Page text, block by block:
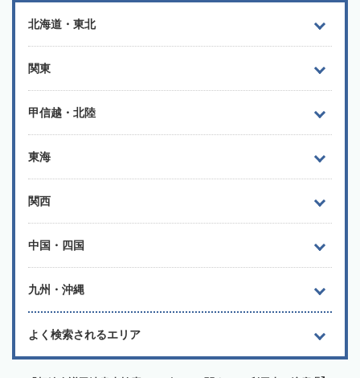
北海道・東北
関東
甲信越・北陸
東海
関西
中国・四国
九州・沖縄
よく検索されるエリア